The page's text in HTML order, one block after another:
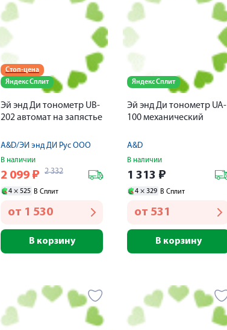
Стоп-цена
Яндекс Сплит
Эй энд Ди тонометр UB-
202 автомат на запястье
A&D/ЭЙ энд ДИ Рус ООО
В наличии
2 099 ₽ 2 332
4 × 525 В Сплит
от 1 530
В корзину
Яндекс Сплит
Эй энд Ди тонометр UA-
100 механический
A&D
В наличии
1 313 ₽
4 × 329 В Сплит
от 531
В корзину